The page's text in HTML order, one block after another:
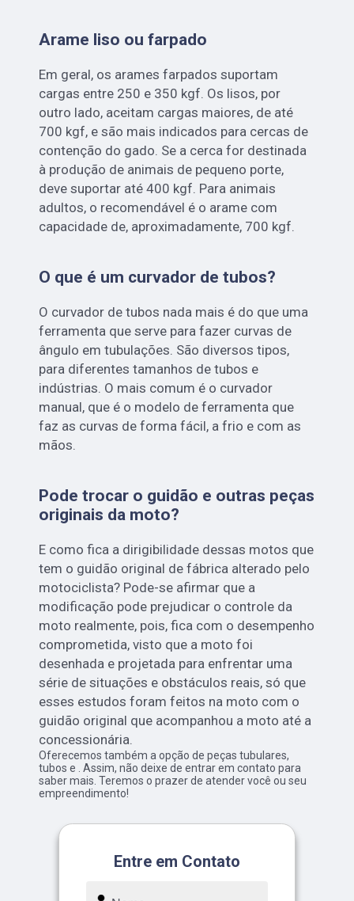
Arame liso ou farpado
Em geral, os arames farpados suportam
cargas entre 250 e 350 kgf. Os lisos, por
outro lado, aceitam cargas maiores, de até
700 kgf, e são mais indicados para cercas de
contenção do gado. Se a cerca for destinada
à produção de animais de pequeno porte,
deve suportar até 400 kgf. Para animais
adultos, o recomendável é o arame com
capacidade de, aproximadamente, 700 kgf.
O que é um curvador de tubos?
O curvador de tubos nada mais é do que uma
ferramenta que serve para fazer curvas de
ângulo em tubulações. São diversos tipos,
para diferentes tamanhos de tubos e
indústrias. O mais comum é o curvador
manual, que é o modelo de ferramenta que
faz as curvas de forma fácil, a frio e com as
mãos.
Pode trocar o guidão e outras peças
originais da moto?
E como fica a dirigibilidade dessas motos que
tem o guidão original de fábrica alterado pelo
motociclista? Pode-se afirmar que a
modificação pode prejudicar o controle da
moto realmente, pois, fica com o desempenho
comprometida, visto que a moto foi
desenhada e projetada para enfrentar uma
série de situações e obstáculos reais, só que
esses estudos foram feitos na moto com o
guidão original que acompanhou a moto até a
concessionária.
Oferecemos também a opção de peças tubulares,
tubos e . Assim, não deixe de entrar em contato para
saber mais. Teremos o prazer de atender você ou seu
empreendimento!
Entre em Contato